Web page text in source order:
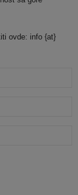
ovde: info {at}